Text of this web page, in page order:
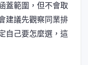
蓋範圍，但不會取
建議先觀察同業排
自己要怎麼選，這